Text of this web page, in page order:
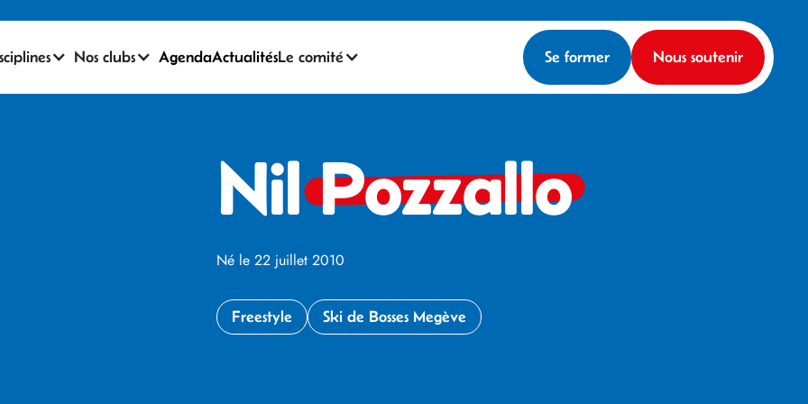
Nos clubs AgendaActualitésLe comité Se former Nous soutenir
NilPozzallo
Né le 22 juillet 2010
Freestyle Ski de Bosses Megève